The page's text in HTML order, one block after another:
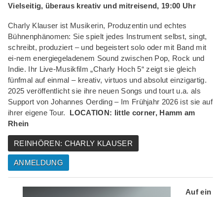
Vielseitig, überaus kreativ und mitreisend, 19:00 Uhr
Charly Klauser ist Musikerin, Produzentin und echtes
Bühnenphänomen: Sie spielt jedes Instrument selbst, singt,
schreibt, produziert – und begeistert solo oder mit Band mit
ei-nem energiegeladenem Sound zwischen Pop, Rock und
Indie. Ihr Live-Musikfilm „Charly Hoch 5“ zeigt sie gleich
fünfmal auf einmal – kreativ, virtuos und absolut einzigartig.
2025 veröffentlicht sie ihre neuen Songs und tourt u.a. als
Support von Johannes Oerding – Im Frühjahr 2026 ist sie auf
ihrer eigene Tour. LOCATION: little corner, Hamm am
Rhein
REINHÖREN: CHARLY KLAUSER
ANMELDUNG
Auf ein